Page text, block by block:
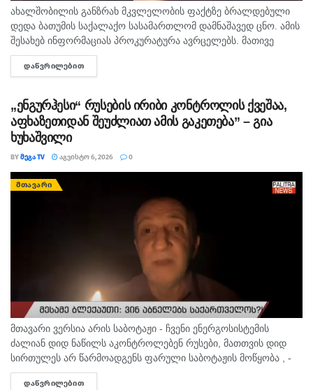
ახალშობილის განზრახ მკვლელობის ფაქტზე ბრალდებული
დედა ბათუმის საქალაქო სასამართლომ დამნაშავედ ცნო. ამის
შესახებ ინფორმაციას პროკურატურა ავრცელებს. მათივე
ინფორმაციით, საქმე ეხება, 22 თებერვალს, ბათუმის ერთ-
ერთი კლინიკაში მომხდარ ფაქტს, რა დროსაც კლინიკის ერთ-
ᲓᲐᲬᲕᲠᲘᲚᲔᲑᲘᲗ
„ენგურჰესი“ რუსების ირიბი კონტროლის ქვეშაა,
აფხაზეთიდან შეუძლიათ ამის გაკეთება” – გია
ხუხაშვილი
BYᲛᲔᲒᲐ TV ᲐᲒᲕᲘᲡᲢᲝ 6, 2026 0
ᲛᲗᲐᲕᲐᲠᲘ
მთავარი ვერსია არის საბოტაჟი - ჩვენი ენერგოსისტემის
ძალიან დიდ ნაწილს აკონტროლებენ რუსები, მათთვის დიდ
სირთულეს არ წარმოადგენს ფარული საბოტაჟის მოწყობა , -
ამის შესახებ ანალიტიკოსმა გია ხუხაშვილმა „პალიტრანიუსის“
გადაცემაში „360...
ᲓᲐᲬᲕᲠᲘᲚᲔᲑᲘᲗ